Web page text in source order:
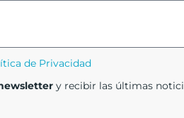
de Privacidad
y recibir las últimas